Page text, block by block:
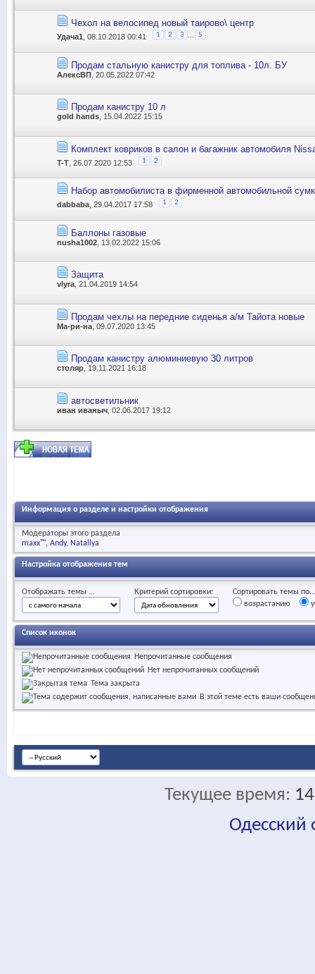
Чехол на велосипед новый таирово\ центр
Удача1 , 08.10.2018 00:41 1 2 3 5
Продам стальную канистру для топлива - 10л. БУ
АлексВП , 20.05.2022 07:42
Продам канистру 10 л
gold hands , 15.04.2022 15:15
Комплект ковриков в салон и багажник автомобиля
T-T , 26.07.2020 12:53 1 2
Набор автомобилиста в фирменной автомобильной
dabbaba , 29.04.2017 17:58 1 2
Баллоны газовые
nusha1002 , 13.02.2022 15:06
Защита
vlyra , 21.04.2019 14:54
Продам чехлы на передние сиденья а/м Тайота новые
Ма-ри-на , 09.07.2020 13:45
Продам канистру алюминиевую 30 литров
столяр , 19.11.2021 16:18
автосветильник
иван иваныч , 02.06.2017 19:12
Информация о разделе и настройки отображения
Модераторы этого раздела
maxx™ Andy Natallya
Настройка отображения тем
Отображать темы ... Критерий сортировки:
Сортировать темы по...
возрастанию
Список иконок
Непрочитанные сообщения
Нет непрочитанных сообщений
Тема закрыта
В этой теме есть ваши
Текущее время:
Одесский